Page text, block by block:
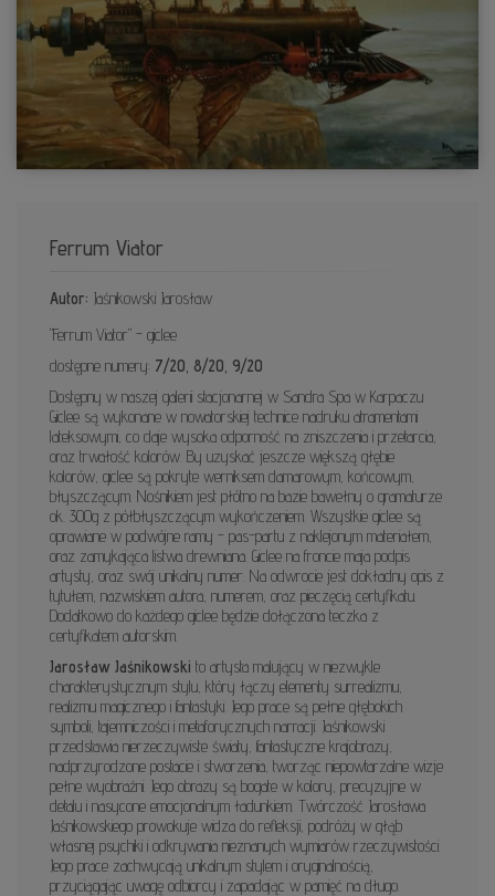
Ferrum Viator
Autor: Jaśnikowski Jarosław
"Ferrum Viator" - giclee
dostępne numery: 7/20, 8/20, 9/20
Dostępny w naszej galerii stacjonarnej w Sandra Spa w Karpaczu
Giclee są wykonane w nowatorskiej technice nadruku atramentami
lateksowymi, co daje wysoka odporność na zniszczenia i przetarcia,
oraz trwałość kolorów. By uzyskać jeszcze większą głębie
kolorów, giclee są pokryte werniksem damarowym, końcowym,
błyszczącym. Nośnikiem jest płótno na bazie bawełny o gramaturze
ok. 300g z półbłyszczącym wykończeniem. Wszystkie giclee są
oprawiane w podwójne ramy - pas-partu z naklejonym materiałem,
oraz zamykająca listwa drewniana. Giclee na froncie maja podpis
artysty, oraz swój unikalny numer. Na odwrocie jest dokładny opis z
tytułem, nazwiskiem autora, numerem, oraz pieczęcią certyfikatu.
Dodatkowo do każdego giclee będzie dołączona teczka z
certyfikatem autorskim.
Jarosław Jaśnikowski to artysta malujący w niezwykle
charakterystycznym stylu, który łączy elementy surrealizmu,
realizmu magicznego i fantastyki. Jego prace są pełne głębokich
symboli, tajemniczości i metaforycznych narracji. Jaśnikowski
przedstawia nierzeczywiste światy, fantastyczne krajobrazy,
nadprzyrodzone postacie i stworzenia, tworząc niepowtarzalne wizje
pełne wyobraźni. Jego obrazy są bogate w kolory, precyzyjne w
detalu i nasycone emocjonalnym ładunkiem. Twórczość Jarosława
Jaśnikowskiego prowokuje widza do refleksji, podróży w głąb
własnej psychiki i odkrywania nieznanych wymiarów rzeczywistości.
Jego prace zachwycają unikalnym stylem i oryginalnością,
przyciągając uwagę odbiorcy i zapadając w pamięć na długo.